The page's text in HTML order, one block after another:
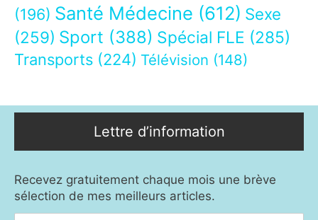
(196) Santé Médecine (612) Sexe
(259) Sport (388) Spécial FLE (285)
Transports (224) Télévision (148)
Lettre d’information
Recevez gratuitement chaque mois une brève
sélection de mes meilleurs articles.